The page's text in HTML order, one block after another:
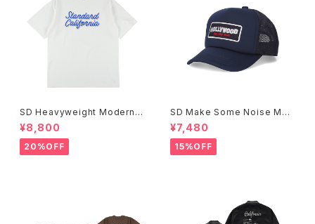
SD Heavyweight Modern T
wist Signs Logo T
¥8,800
20%OFF
SD Make Some Noise Mes
h Cap
¥7,480
15%OFF